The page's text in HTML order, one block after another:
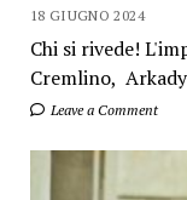
18 GIUGNO 2024
Chi si rivede!
Cremlino,
Leave a Comment